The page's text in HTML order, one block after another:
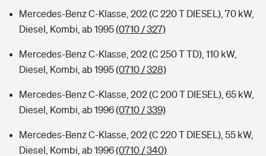
Mercedes-Benz C-Klasse, 202 (C 220 T DIESEL), 70 kW,
Diesel, Kombi, ab 1995(0710 / 327)
Mercedes-Benz C-Klasse, 202 (C 250 T TD), 110 kW,
Diesel, Kombi, ab 1995(0710 / 328)
Mercedes-Benz C-Klasse, 202 (C 200 T DIESEL), 65 kW,
Diesel, Kombi, ab 1996(0710 / 339)
Mercedes-Benz C-Klasse, 202 (C 220 T DIESEL), 55 kW,
Diesel, Kombi, ab 1996(0710 / 340)